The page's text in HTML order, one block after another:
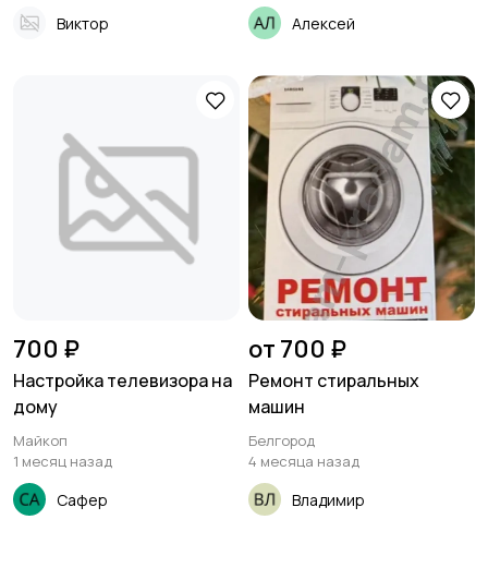
Виктор Алексей
700 ₽
Настройка телевизора на
дому
Майкоп
1 месяц назад
Сафер
от 700 ₽
Ремонт стиральных
машин
Белгород
4 месяца назад
Владимир